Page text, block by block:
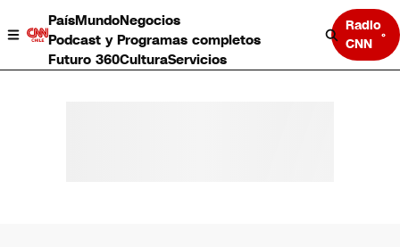
PaísMundoNegocios
Podcast y Programas completos
Futuro 360CulturaServicios
Radio
CNN